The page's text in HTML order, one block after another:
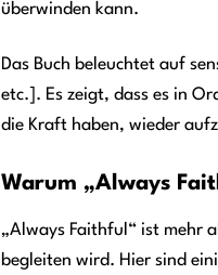
überwinden kann.
Das Buch beleuchtet auf
etc.]. Es zeigt, dass es in
die Kraft haben, wieder
Warum „Always
„Always Faithful“ ist mehr
begleiten wird. Hier sind